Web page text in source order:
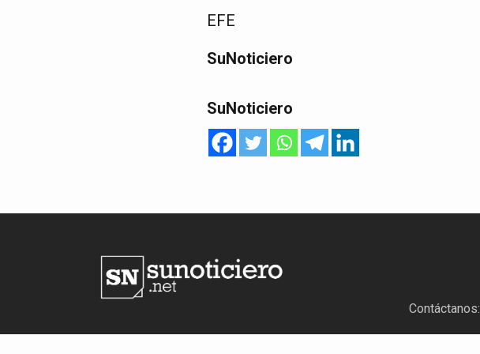
EFE
SuNoticiero
SuNoticiero
Contáctanos: